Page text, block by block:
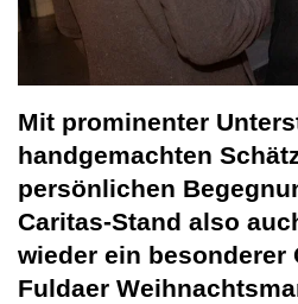
Mit prominenter
handgemachten
persönlichen
Caritas-Stand also
wieder ein besonderer
Fuldaer